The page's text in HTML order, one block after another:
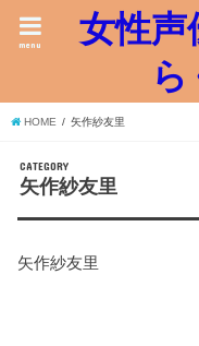
女性
menu
HOME 矢作紗友里
CATEGORY
矢作紗友里
矢作紗友里